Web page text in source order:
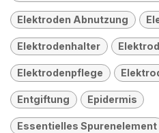
Elektroden Abnutzung
Elektrodenhalter
Elektrodenpflege
Entgiftung Epidermis
Essentielles Spurenelement